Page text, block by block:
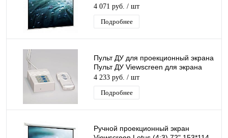
MW
4 071 руб. / шт
Подробнее
Пульт ДУ для проекционный экрана
Пульт ДУ Viewscreen для экрана
4 233 руб. / шт
Подробнее
Ручной проекционный экран